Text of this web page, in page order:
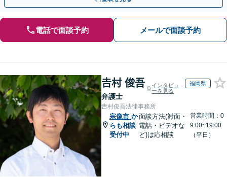
電話で面談予約 メールで面談予約
𠮷村 俊吾
弁護士
インタビュ
ーを見る
福岡県
𠮷村俊吾法律事務所
宗像市 か
らも相談
受付中
面談方法(対面・
電話・ビデオな
ど)は応相談
営業時間：0
9:00~19:00
（平日）